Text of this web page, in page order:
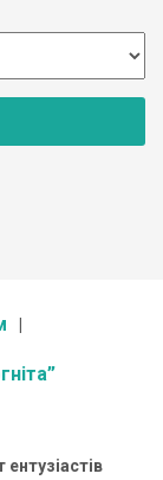
ентузіастів